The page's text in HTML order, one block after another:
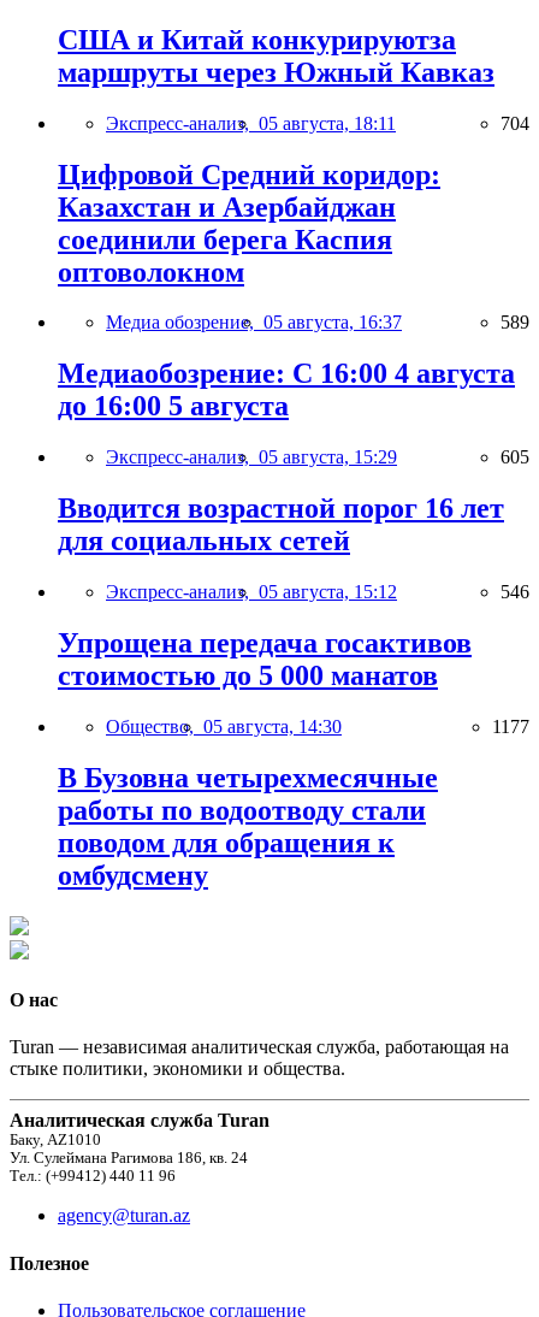
США и Китай конкурируютза
маршруты через Южный Кавказ
Экспресс-анализ, 05 августа, 18:11 704
Цифровой Средний коридор:
Казахстан и Азербайджан
соединили берега Каспия
оптоволокном
Медиа обозрение, 05 августа, 16:37 589
Медиаобозрение: С 16:00 4 августа
до 16:00 5 августа
Экспресс-анализ, 05 августа, 15:29 605
Вводится возрастной порог 16 лет
для социальных сетей
Экспресс-анализ, 05 августа, 15:12 546
Упрощена передача госактивов
стоимостью до 5 000 манатов
Общество, 05 августа, 14:30 1177
В Бузовна четырехмесячные
работы по водоотводу стали
поводом для обращения к
омбудсмену
О нас
Turan — независимая аналитическая служба, работающая на
стыке политики, экономики и общества.
Аналитическая служба Turan
Баку, AZ1010
Ул. Сулеймана Рагимова 186, кв. 24
Тел.: (+99412) 440 11 96
agency@turan.az
Полезное
Пользовательское соглашение